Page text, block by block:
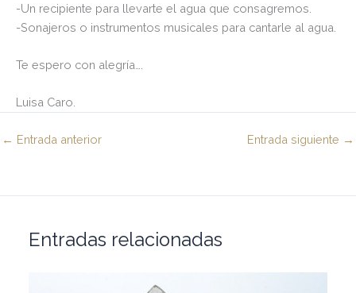
-Un recipiente para llevarte el agua que consagremos.
-Sonajeros o instrumentos musicales para cantarle al agua.
Te espero con alegría….
Luisa Caro.
← Entrada anterior Entrada siguiente →
Entradas relacionadas